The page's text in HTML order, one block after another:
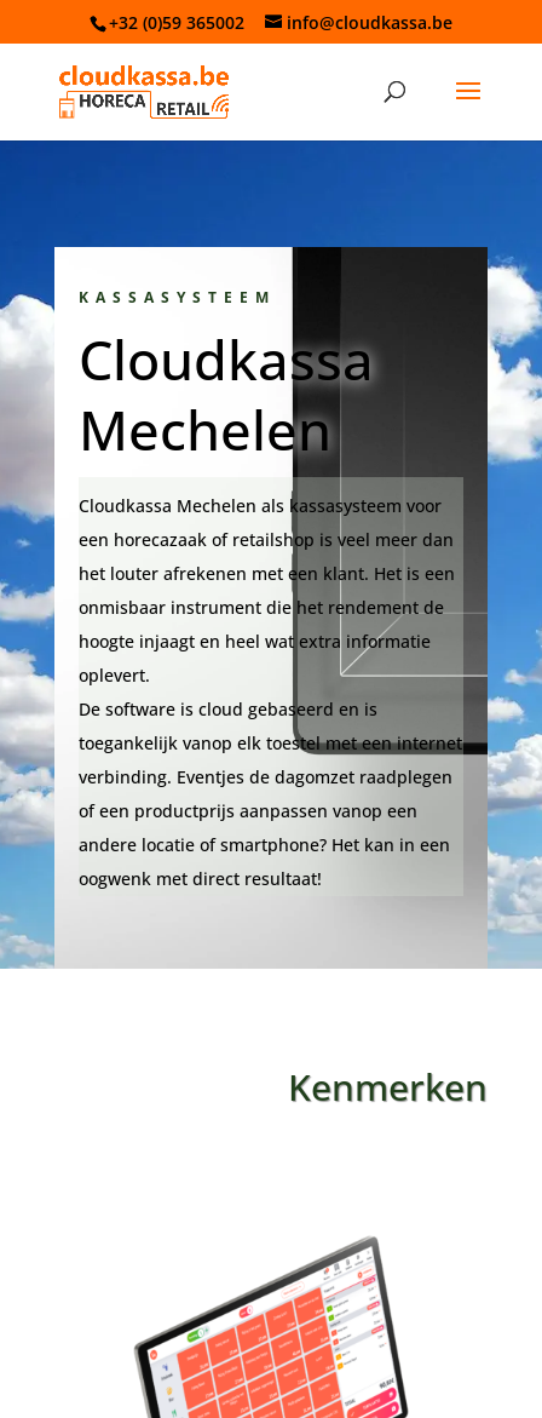
+32 (0)59 365002 info@cloudkassa.be
KASSASYSTEEM
Cloudkassa
Mechelen
Cloudkassa Mechelen als kassasysteem voor
een horecazaak of retailshop is veel meer dan
het louter afrekenen met een klant. Het is een
onmisbaar instrument die het rendement de
hoogte injaagt en heel wat extra informatie
oplevert.
De software is cloud gebaseerd en is
toegankelijk vanop elk toestel met een internet
verbinding. Eventjes de dagomzet raadplegen
of een productprijs aanpassen vanop een
andere locatie of smartphone? Het kan in een
oogwenk met direct resultaat!
Kenmerken